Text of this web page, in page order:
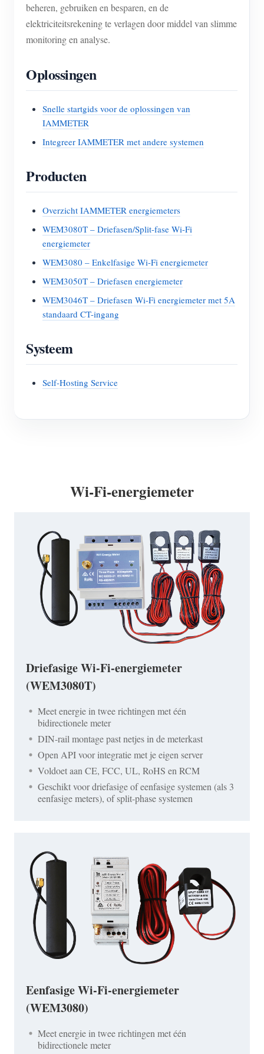
beheren, gebruiken en besparen, en de
elektriciteitsrekening te verlagen door middel van slimme
monitoring en analyse.
Oplossingen
Snelle startgids voor de oplossingen van
IAMMETER
Integreer IAMMETER met andere systemen
Producten
Overzicht IAMMETER energiemeters
WEM3080T – Driefasen/Split-fase Wi-Fi
energiemeter
WEM3080 – Enkelfasige Wi-Fi energiemeter
WEM3050T – Driefasen energiemeter
WEM3046T – Driefasen Wi-Fi energiemeter met 5A
standaard CT-ingang
Systeem
Self-Hosting Service
Wi-Fi-energiemeter
Driefasige Wi-Fi-energiemeter
(WEM3080T)
Meet energie in twee richtingen met één
bidirectionele meter
DIN-rail montage past netjes in de meterkast
Open API voor integratie met je eigen server
Voldoet aan CE, FCC, UL, RoHS en RCM
Geschikt voor driefasige of eenfasige systemen (als 3
eenfasige meters), of split-phase systemen
Eenfasige Wi-Fi-energiemeter
(WEM3080)
Meet energie in twee richtingen met één
bidirectionele meter